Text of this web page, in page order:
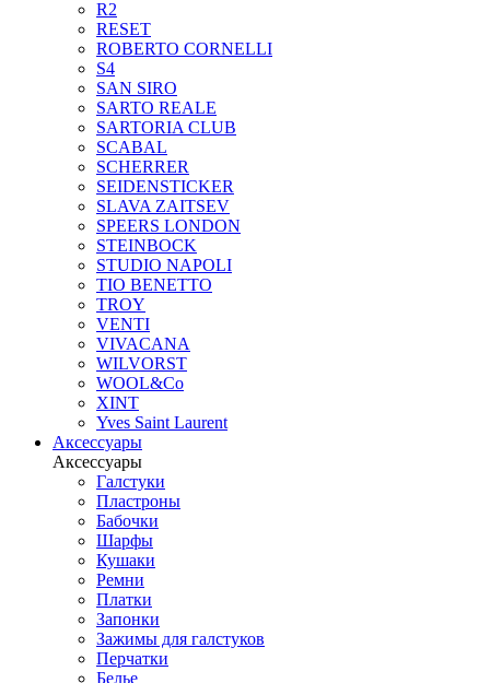
R2
RESET
ROBERTO CORNELLI
S4
SAN SIRO
SARTO REALE
SARTORIA CLUB
SCABAL
SCHERRER
SEIDENSTICKER
SLAVA ZAITSEV
SPEERS LONDON
STEINBOCK
STUDIO NAPOLI
TIO BENETTO
TROY
VENTI
VIVACANA
WILVORST
WOOL&Co
XINT
Yves Saint Laurent
Аксессуары
Аксессуары
Галстуки
Пластроны
Бабочки
Шарфы
Кушаки
Ремни
Платки
Запонки
Зажимы для галстуков
Перчатки
Белье